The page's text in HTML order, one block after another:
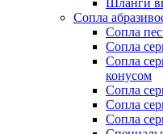
Шланги
Сопла
Сопла
Сопла
Сопла
конусом
Сопла
Сопла
Сопла